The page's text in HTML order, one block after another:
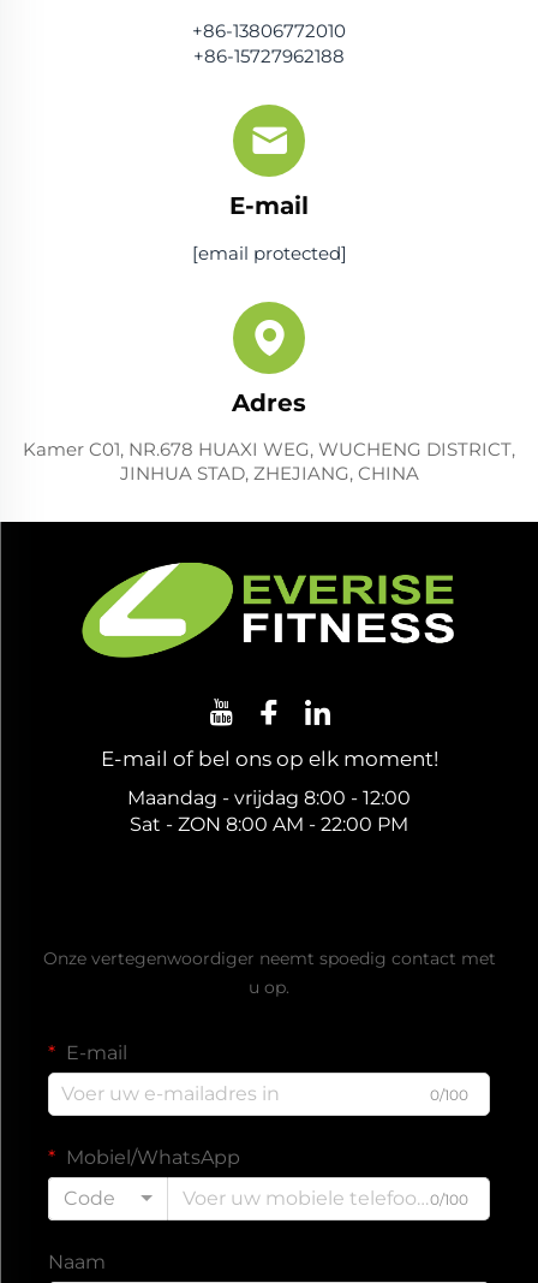
+86-13806772010
+86-15727962188
E-mail
[email protected]
Adres
Kamer C01, NR.678 HUAXI WEG, WUCHENG DISTRICT,
JINHUA STAD, ZHEJIANG, CHINA
E-mail of bel ons op elk moment!
Maandag - vrijdag 8:00 - 12:00
Sat - ZON 8:00 AM - 22:00 PM
Onze vertegenwoordiger neemt spoedig contact met
u op.
E-mail
0/100
Mobiel/WhatsApp
Code
0/100
Naam